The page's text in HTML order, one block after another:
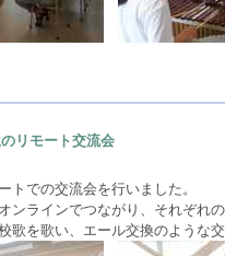
のリモート交流会
トでの交流会を行いました。
ンラインでつながり、それぞれ
歌を歌い、エール交換のような